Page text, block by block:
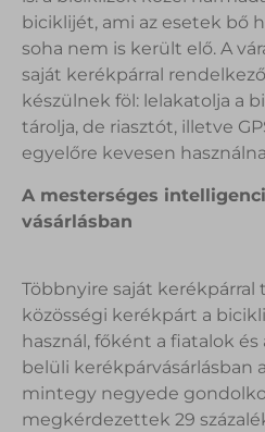
biciklijét, ami az esetek bő
soha nem is került elő. A
saját kerékpárral
készülnek föl: lelakatolja a
tárolja, de riasztót, illetve
egyelőre kevesen
A mesterséges
vásárlásban
Többnyire saját
közösségi kerékpárt a
használ, főként a fiatalok
belüli kerékpárvásárlásban
mintegy negyede
megkérdezettek 29